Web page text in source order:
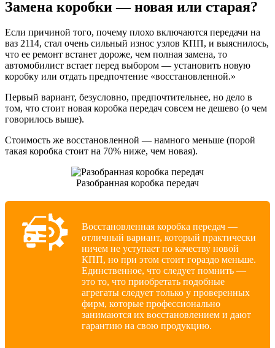
Замена коробки — новая или старая?
Если причиной того, почему плохо включаются передачи на
ваз 2114, стал очень сильный износ узлов КПП, и выяснилось,
что ее ремонт встанет дороже, чем полная замена, то
автомобилист встает перед выбором — установить новую
коробку или отдать предпочтение «восстановленной.»
Первый вариант, безусловно, предпочтительнее, но дело в
том, что стоит новая коробка передач совсем не дешево (о чем
говорилось выше).
Стоимость же восстановленной — намного меньше (порой
такая коробка стоит на 70% ниже, чем новая).
Разобранная коробка передач
Восстановленная коробка передач —
отличный вариант, который практически
ничем не уступает по качеству новой
КПП, но при этом стоит гораздо меньше.
Единственное, что следует помнить —
это то, что приобретать подобные
агрегаты следует только у проверенных
фирм, которые профессионально
занимаются их восстановлением и дают
гарантию на свою продукцию.